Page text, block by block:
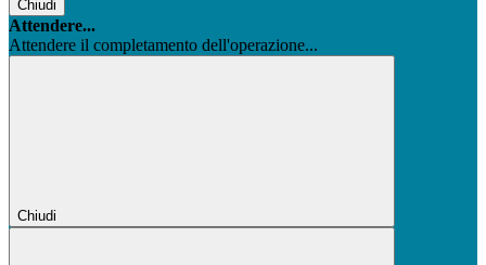
Chiudi
Attendere...
Attendere il completamento dell'operazione...
Chiudi